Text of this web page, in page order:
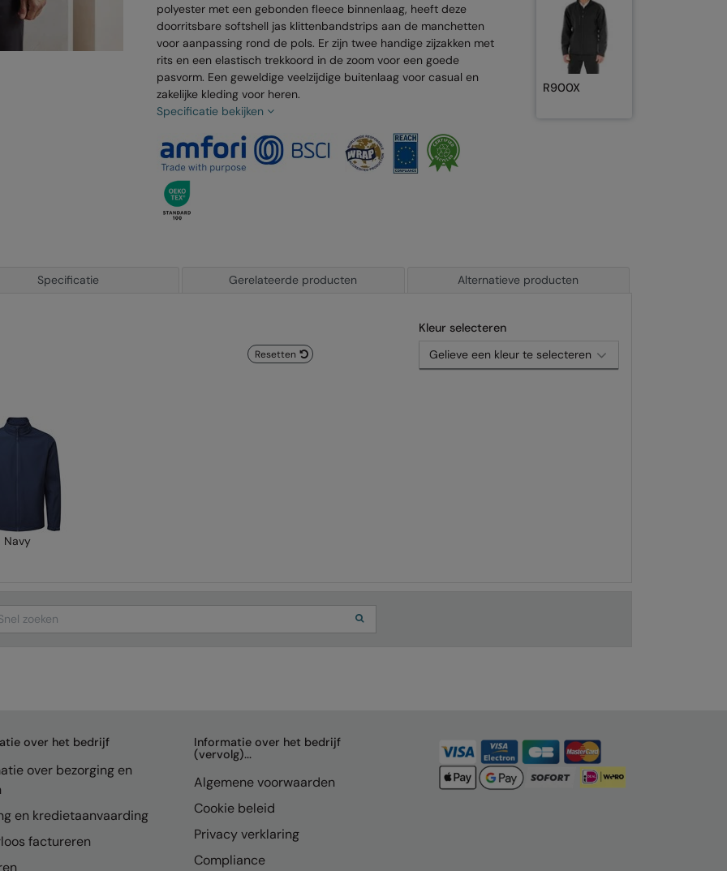
polyester met een gebonden fleece binnenlaag, heeft deze
doorritsbare softshell jas klittenbandstrips aan de manchetten
voor aanpassing rond de pols. Er zijn twee handige zijzakken met
rits en een elastisch trekkoord in de zoom voor een goede
pasvorm. Een geweldige veelzijdige buitenlaag voor casual en
zakelijke kleding voor heren.
Specificatie bekijken
R900X
Specificatie Gerelateerde producten Alternatieve producten
Kleur selecteren
Resetten
Navy
over het bedrijf
over bezorging en
en kredietaanvaarding
factureren
Informatie over het bedrijf
(vervolg)...
Algemene voorwaarden
Cookie beleid
Privacy verklaring
Compliance